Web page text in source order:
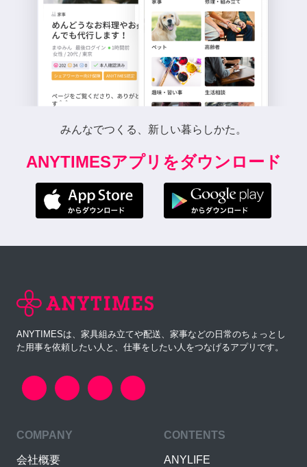
みんなでつくる、新しい暮らしかた。
ANYTIMESアプリをダウンロード
ANYTIMESは、家具組み立てや配送、家事などの日常のちょっとし
た用事を依頼したい人と、仕事をしたい人をつなげるアプリです。
COMPANY
会社概要
CONTENTS
ANYLIFE